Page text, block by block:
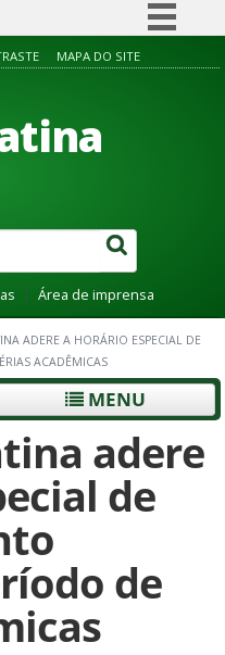
Simplifique!
Acesso à informação
Canais
MAPA DO SITE
Área de imprensa
ADERE A HORÁRIO ESPECIAL DE
ACADÊMICAS
MENU
adere
de
de